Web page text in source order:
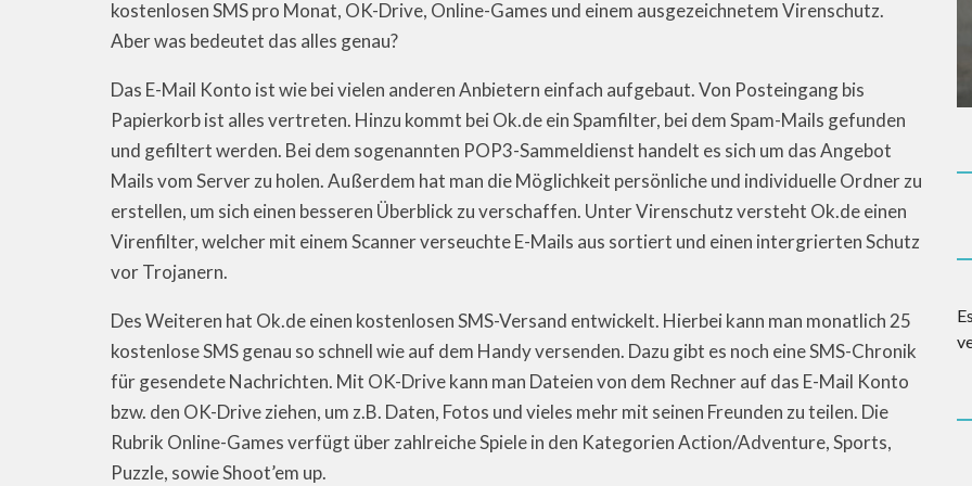
kostenlosen SMS pro Monat, OK-Drive, Online-Games und einem ausgezeichnetem Virenschutz.
Aber was bedeutet das alles genau?
Das E-Mail Konto ist wie bei vielen anderen Anbietern einfach aufgebaut. Von Posteingang bis
Papierkorb ist alles vertreten. Hinzu kommt bei Ok.de ein Spamfilter, bei dem Spam-Mails gefunden
und gefiltert werden. Bei dem sogenannten POP3-Sammeldienst handelt es sich um das Angebot
Mails vom Server zu holen. Außerdem hat man die Möglichkeit persönliche und individuelle Ordner zu
erstellen, um sich einen besseren Überblick zu verschaffen. Unter Virenschutz versteht Ok.de einen
Virenfilter, welcher mit einem Scanner verseuchte E-Mails aus sortiert und einen intergrierten Schutz
vor Trojanern.
Des Weiteren hat Ok.de einen kostenlosen SMS-Versand entwickelt. Hierbei kann man monatlich 25
kostenlose SMS genau so schnell wie auf dem Handy versenden. Dazu gibt es noch eine SMS-Chronik
für gesendete Nachrichten. Mit OK-Drive kann man Dateien von dem Rechner auf das E-Mail Konto
bzw. den OK-Drive ziehen, um z.B. Daten, Fotos und vieles mehr mit seinen Freunden zu teilen. Die
Rubrik Online-Games verfügt über zahlreiche Spiele in den Kategorien Action/Adventure, Sports,
Puzzle, sowie Shoot’em up.